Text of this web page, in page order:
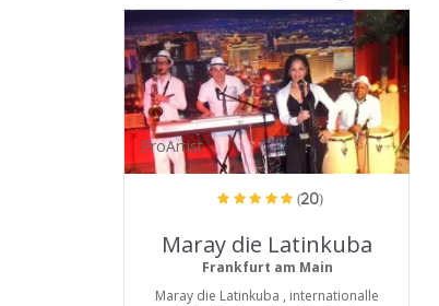
ProArtist
(20)
Maray die Latinkuba
Frankfurt am Main
Maray die Latinkuba , internationalle